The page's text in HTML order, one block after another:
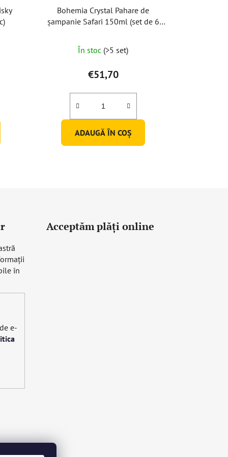
Bohemia Crystal Pahare de
șampanie Safari 150ml (set de 6
În stoc (>5 set)
€51,70
ADAUGĂ ÎN COŞ
în
e-
Acceptăm plăţi online